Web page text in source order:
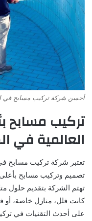
أحسن شركة تركيب مسابح في
تركيب مسابح
العالمية في
تعتبر شركة تركيب مسابح
تصميم وتركيب مسابح بأعلى
تهتم الشركة بتقديم حلول
كانت فلل، منازل خاصة، أو
على أحدث التقنيات في